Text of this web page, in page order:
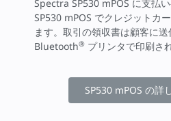
Spectra SP530 mPOS に支払
SP530 mPOS でクレジットカ
ます。取引の領収書は顧客に
Bluetooth® プリンタで印刷さ
SP530 mPOS の詳